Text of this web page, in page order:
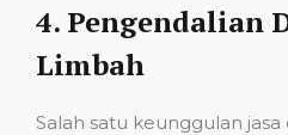
4. Pengendalian
Limbah
Salah satu keunggulan